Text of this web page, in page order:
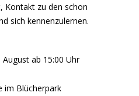
Kontakt zu den schon
sich kennenzulernen.
August ab 15:00 Uhr
im Blücherpark